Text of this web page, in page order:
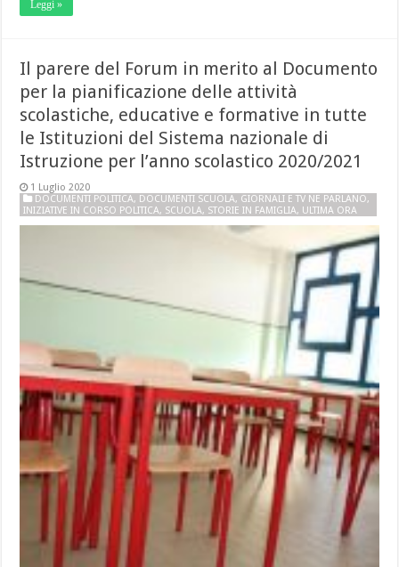
Leggi »
Il parere del Forum in merito al Documento
per la pianificazione delle attività
scolastiche, educative e formative in tutte
le Istituzioni del Sistema nazionale di
Istruzione per l’anno scolastico 2020/2021
1 Luglio 2020
DOCUMENTI POLITICA, DOCUMENTI SCUOLA, GIORNALI E TV NE PARLANO,
INIZIATIVE IN CORSO POLITICA, SCUOLA, STORIE IN FAMIGLIA, ULTIMA ORA